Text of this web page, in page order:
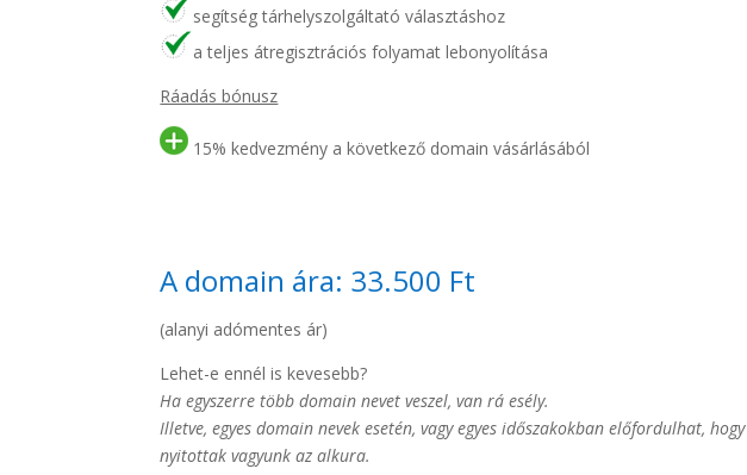
segítség tárhelyszolgáltató választáshoz
a teljes átregisztrációs folyamat lebonyolítása
Ráadás bónusz
15% kedvezmény a következő domain vásárlásából
A domain ára: 33.500 Ft
(alanyi adómentes ár)
Lehet-e ennél is kevesebb?
Ha egyszerre több domain nevet veszel, van rá esély.
Illetve, egyes domain nevek esetén, vagy egyes időszakokban előfordulhat, hogy
nyitottak vagyunk az alkura.